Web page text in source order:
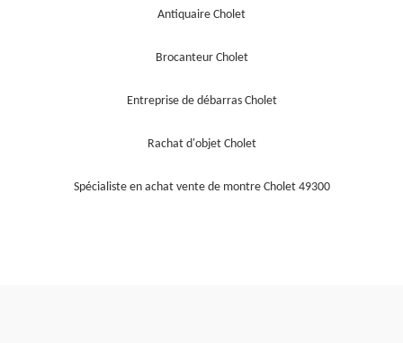
Antiquaire Cholet
Brocanteur Cholet
Entreprise de débarras Cholet
Rachat d'objet Cholet
Spécialiste en achat vente de montre Cholet 49300